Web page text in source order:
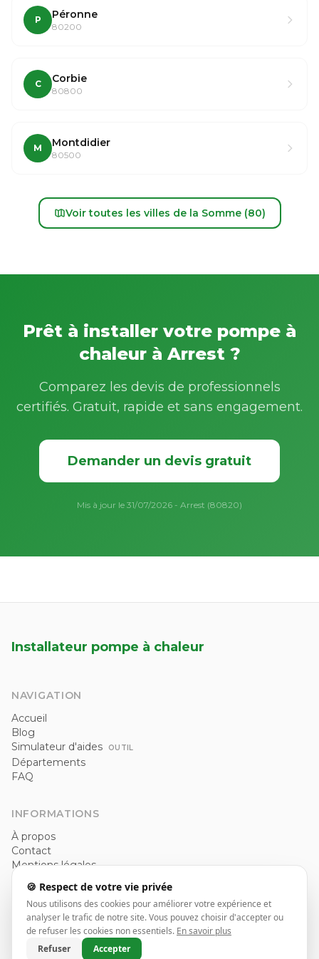
P Péronne
80200
C Corbie
80800
M Montdidier
80500
Voir toutes les villes de la Somme (80)
Prêt à installer votre pompe à
chaleur à Arrest ?
Comparez les devis de professionnels
certifiés. Gratuit, rapide et sans engagement.
Demander un devis gratuit
Mis à jour le 31/07/2026 - Arrest (80820)
Installateur pompe à chaleur
NAVIGATION
Accueil
Blog
Simulateur d'aides
OUTIL
Départements
FAQ
INFORMATIONS
À propos
Contact
Mentions légales
CGU
© 2026 Installateur pompe à chaleur. Tous droits réservés.
🍪 Respect de votre vie privée
Nous utilisons des cookies pour améliorer votre expérience et
analyser le trafic de notre site. Vous pouvez choisir d'accepter ou
de refuser les cookies non essentiels. En savoir plus
Refuser
Accepter